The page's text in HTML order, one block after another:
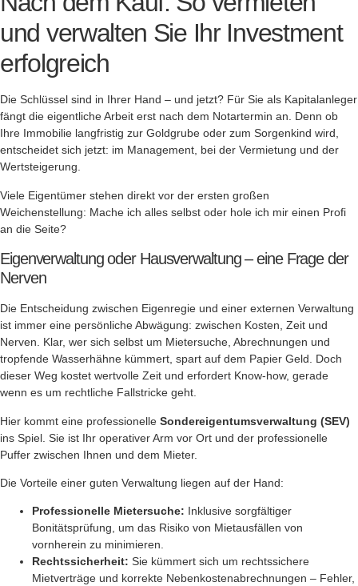
und verwalten Sie Ihr Investment
erfolgreich
Die Schlüssel sind in Ihrer Hand – und jetzt? Für Sie als Kapitalanleger
fängt die eigentliche Arbeit erst nach dem Notartermin an. Denn ob
Ihre Immobilie langfristig zur Goldgrube oder zum Sorgenkind wird,
entscheidet sich jetzt: im Management, bei der Vermietung und der
Wertsteigerung.
Viele Eigentümer stehen direkt vor der ersten großen
Weichenstellung: Mache ich alles selbst oder hole ich mir einen Profi
an die Seite?
Eigenverwaltung oder Hausverwaltung – eine Frage der
Nerven
Die Entscheidung zwischen Eigenregie und einer externen Verwaltung
ist immer eine persönliche Abwägung: zwischen Kosten, Zeit und
Nerven. Klar, wer sich selbst um Mietersuche, Abrechnungen und
tropfende Wasserhähne kümmert, spart auf dem Papier Geld. Doch
dieser Weg kostet wertvolle Zeit und erfordert Know-how, gerade
wenn es um rechtliche Fallstricke geht.
Hier kommt eine professionelle Sondereigentumsverwaltung (SEV)
ins Spiel. Sie ist Ihr operativer Arm vor Ort und der professionelle
Puffer zwischen Ihnen und dem Mieter.
Die Vorteile einer guten Verwaltung liegen auf der Hand:
Professionelle Mietersuche: Inklusive sorgfältiger
Bonitätsprüfung, um das Risiko von Mietausfällen von
vornherein zu minimieren.
Rechtssicherheit: Sie kümmert sich um rechtssichere
Mietverträge und korrekte Nebenkostenabrechnungen – Fehler,